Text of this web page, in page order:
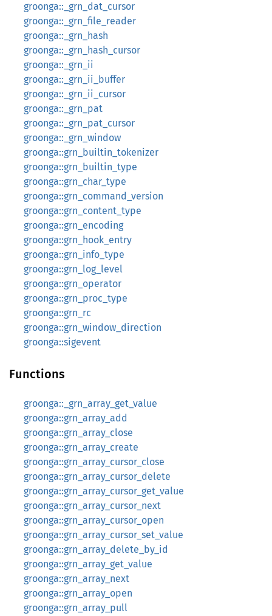
groonga::_grn_dat_cursor
groonga::_grn_file_reader
groonga::_grn_hash
groonga::_grn_hash_cursor
groonga::_grn_ii
groonga::_grn_ii_buffer
groonga::_grn_ii_cursor
groonga::_grn_pat
groonga::_grn_pat_cursor
groonga::_grn_window
groonga::grn_builtin_tokenizer
groonga::grn_builtin_type
groonga::grn_char_type
groonga::grn_command_version
groonga::grn_content_type
groonga::grn_encoding
groonga::grn_hook_entry
groonga::grn_info_type
groonga::grn_log_level
groonga::grn_operator
groonga::grn_proc_type
groonga::grn_rc
groonga::grn_window_direction
groonga::sigevent
Functions
groonga::_grn_array_get_value
groonga::grn_array_add
groonga::grn_array_close
groonga::grn_array_create
groonga::grn_array_cursor_close
groonga::grn_array_cursor_delete
groonga::grn_array_cursor_get_value
groonga::grn_array_cursor_next
groonga::grn_array_cursor_open
groonga::grn_array_cursor_set_value
groonga::grn_array_delete_by_id
groonga::grn_array_get_value
groonga::grn_array_next
groonga::grn_array_open
groonga::grn_array_pull